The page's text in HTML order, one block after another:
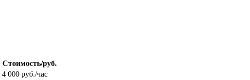
Стоимость/руб.
4 000 руб./час